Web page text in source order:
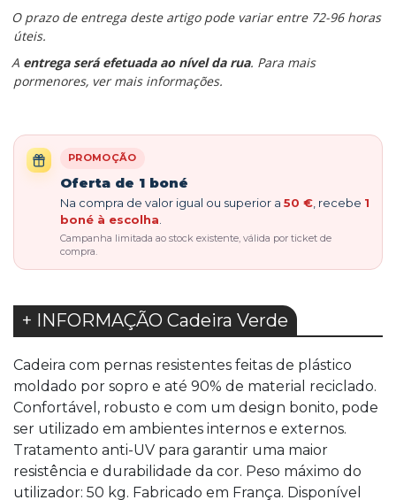
O prazo de entrega deste artigo pode variar entre 72-96 horas
úteis.
A entrega será efetuada ao nível da rua. Para mais
pormenores, ver mais informações.
PROMOÇÃO
Oferta de 1 boné
Na compra de valor igual ou superior a 50 € , recebe 1
boné à escolha
Campanha limitada ao stock existente, válida por ticket de
compra.
+ INFORMAÇÃO Cadeira Verde
Cadeira com pernas resistentes feitas de plástico
moldado por sopro e até 90% de material reciclado.
Confortável, robusto e com um design bonito, pode
ser utilizado em ambientes internos e externos.
Tratamento anti-UV para garantir uma maior
resistência e durabilidade da cor. Peso máximo do
utilizador: 50 kg. Fabricado em França. Disponível